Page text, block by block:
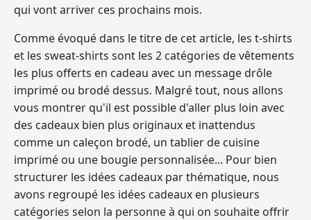
qui vont arriver ces prochains mois.
Comme évoqué dans le titre de cet article, les t-shirts
et les sweat-shirts sont les 2 catégories de vêtements
les plus offerts en cadeau avec un message drôle
imprimé ou brodé dessus. Malgré tout, nous allons
vous montrer qu'il est possible d'aller plus loin avec
des cadeaux bien plus originaux et inattendus
comme un caleçon brodé, un tablier de cuisine
imprimé ou une bougie personnalisée... Pour bien
structurer les idées cadeaux par thématique, nous
avons regroupé les idées cadeaux en plusieurs
catégories selon la personne à qui on souhaite offrir